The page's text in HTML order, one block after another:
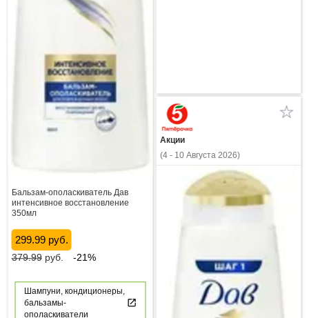
Бальзам-ополаскиватель Дав
интенсивное восстановление
350мл
299.99 руб.
379.99руб. -21%
Шампуни, кондиционеры,
бальзамы-
ополаскиватели
Акции
(4 - 10 Августа 2026)